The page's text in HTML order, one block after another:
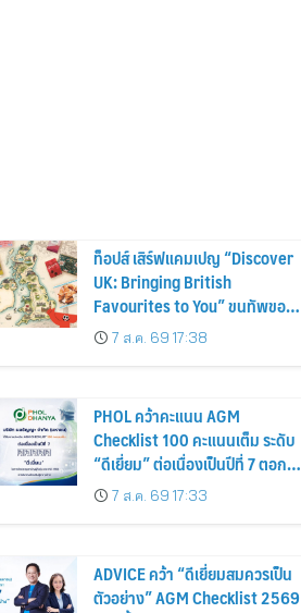
ท็อปส์ เสิร์ฟแคมเปญ “Discover
UK: Bringing British
Favourites to You” ขนทัพของ
อร่อยและไอเท็มฮิตจากสหราช
อาณาจักร ส่งตรงถึงมือตั้งแต่วัน
7 ส.ค. 69 17:38
PHOL คว้าคะแนน AGM
Checklist 100 คะแนนเต็ม ระดับ
“ดีเยี่ยม” ต่อเนื่องเป็นปีที่ 7 ตอกย้ำ
การดำเนินธุรกิจตามหลักธรรมาภิ
บาล โปร่งใส สร้างความเชื่อมั่นผู้
7 ส.ค. 69 17:33
ADVICE คว้า “ดีเยี่ยมสมควรเป็น
ตัวอย่าง” AGM Checklist 2569